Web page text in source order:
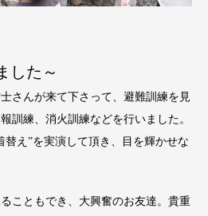
した～
さんが来て下さって、避難訓練を見
訓練、消火訓練などを行いました。
替え”を実演して頂き、目を輝かせな
こともでき、大興奮のお友達。貴重